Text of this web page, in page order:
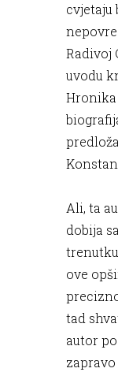
Radivoj
uvodu
Hronika
Ali, ta
dobija
ove
tad
autor